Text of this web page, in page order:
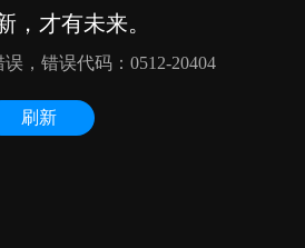
，才有未来。
，错误代码：0512-20404
刷新